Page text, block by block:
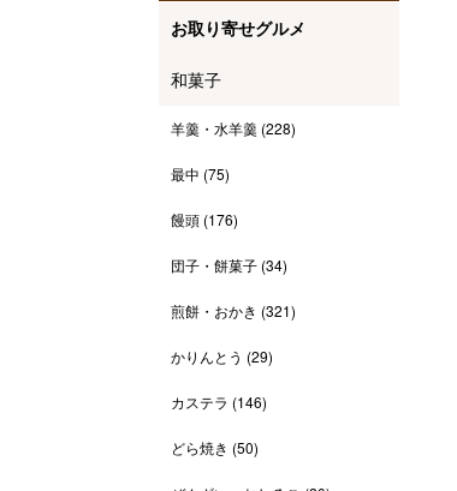
お取り寄せグルメ
和菓子
羊羹・水羊羹 (228)
最中 (75)
饅頭 (176)
団子・餅菓子 (34)
煎餅・おかき (321)
かりんとう (29)
カステラ (146)
どら焼き (50)